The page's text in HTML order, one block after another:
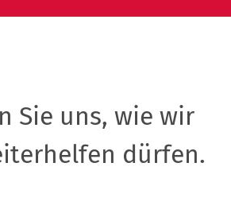
Sie uns, wie wir
dürfen.